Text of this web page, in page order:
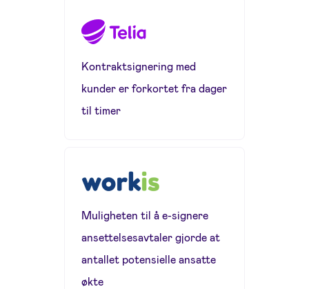
Kontraktsignering med
kunder er forkortet fra dager
til timer
Muligheten til å e-signere
ansettelsesavtaler gjorde at
antallet potensielle ansatte
økte